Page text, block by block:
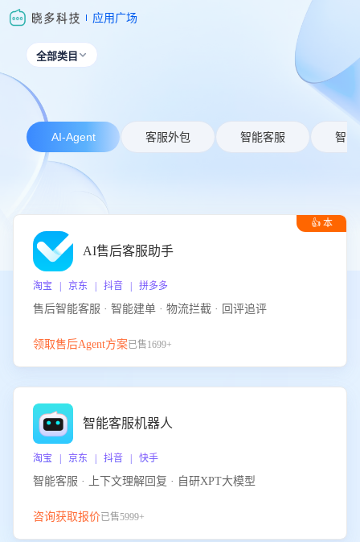
应用广场
全部类目 
AI-Agent 客服外包 智能客服 智能
👍 本
AI售后客服助手
淘宝 | 京东 | 抖音 | 拼多多
售后智能客服 · 智能建单 · 物流拦截 · 回评追评
领取售后Agent方案已售1699+
智能客服机器人
淘宝 | 京东 | 抖音 | 快手
智能客服 · 上下文理解回复 · 自研XPT大模型
咨询获取报价已售5999+